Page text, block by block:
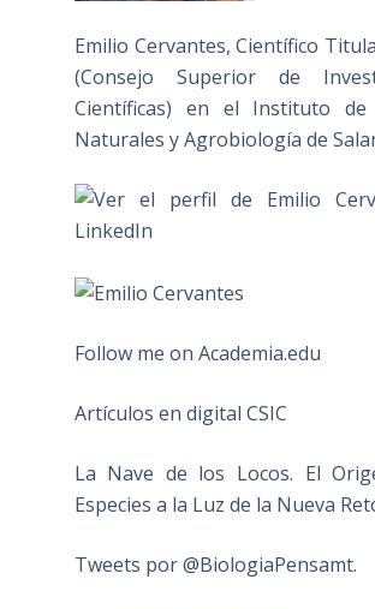
Emilio Cervantes, Científico
(Consejo Superior de
Científicas) en el Instituto de
Naturales y Agrobiología de
Follow me on Academia.edu
Artículos en digital CSIC
La Nave de los Locos. El
Especies a la Luz de la Nueva
Tweets por @BiologiaPensamt.